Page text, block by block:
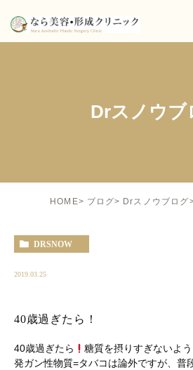
Drスノウブ
HOME ブログ Drスノウブログ
DRSNOW
2019.03.25
40歳過ぎたら！
40歳過ぎたら
糖質を摂りすぎないよ
発ガン性物質=タバコは論外ですが、普